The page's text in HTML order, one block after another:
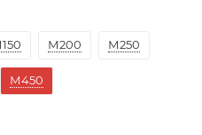
М200 М250
М450